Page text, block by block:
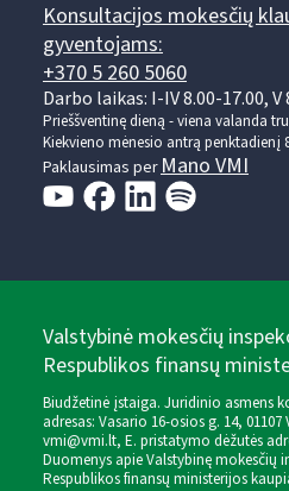
Konsultacijos mokesčių
gyventojams:
+370 5 260 5060
Darbo laikas: I-IV 8.00-17.00, V
Prieššventinę dieną - viena valanda
Kiekvieno mėnesio antrą penktadienį
Paklausimas perMano VMI
Valstybinė mokesčių
Respublikos finansų
Biudžetinė įstaiga. Juridinio asmens
adresas: Vasario 16-osios g. 14,
vmi@vmi.lt, E. pristatymo dėžutės
Duomenys apie Valstybinę mokesčių
Respublikos finansų ministerijos